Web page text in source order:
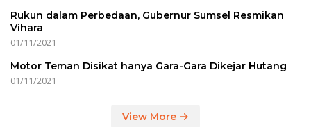
Rukun dalam Perbedaan, Gubernur Sumsel Resmikan
Vihara
01/11/2021
Motor Teman Disikat hanya Gara-Gara Dikejar Hutang
01/11/2021
View More